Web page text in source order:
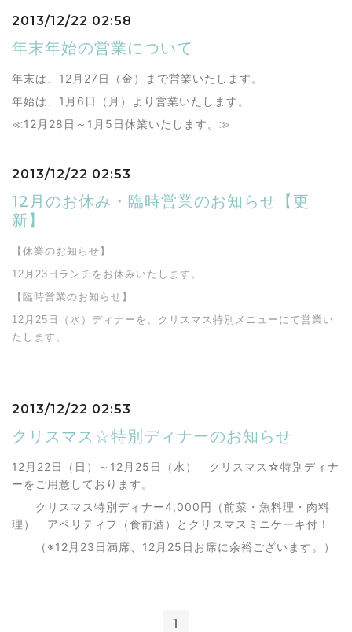
2013/12/22 02:58
年末年始の営業について
年末は、12月27日（金）まで営業いたします。
年始は、1月6日（月）より営業いたします。
≪12月28日～1月5日休業いたします。≫
2013/12/22 02:53
12月のお休み・臨時営業のお知らせ【更
新】
【休業のお知らせ】
12月23日ランチをお休みいたします。
【臨時営業のお知らせ】
12月25日（水）ディナーを、クリスマス特別メニューにて営業い
たします。
2013/12/22 02:53
クリスマス☆特別ディナーのお知らせ
12月22日（日）～12月25日（水） クリスマス☆特別ディナ
ーをご用意しております。
クリスマス特別ディナー4,000円（前菜・魚料理・肉料
理） アペリティフ（食前酒）とクリスマスミニケーキ付！
（※12月23日満席、12月25日お席に余裕ございます。）
1